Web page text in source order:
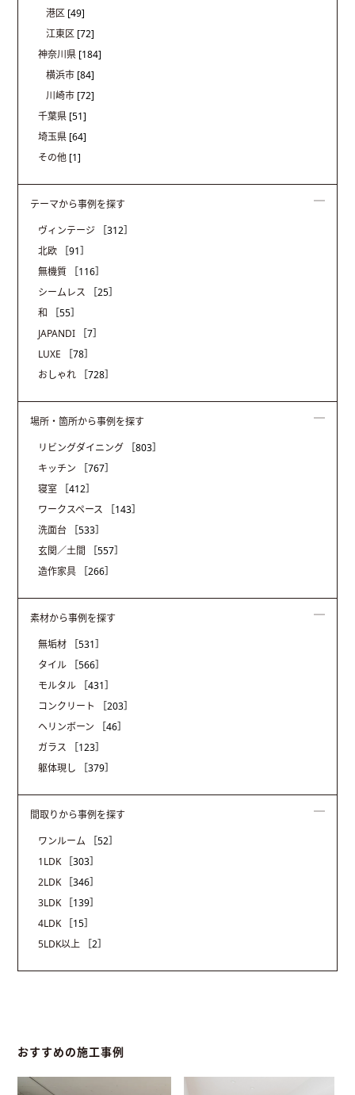
港区 [49]
江東区 [72]
神奈川県 [184]
横浜市 [84]
川崎市 [72]
千葉県 [51]
埼玉県 [64]
その他 [1]
テーマから事例を探す
ヴィンテージ
［312］
北欧
［91］
無機質
［116］
シームレス
［25］
和
［55］
JAPANDI
［7］
LUXE
［78］
おしゃれ
［728］
場所・箇所から事例を探す
リビングダイニング
［803］
キッチン
［767］
寝室
［412］
ワークスペース
［143］
洗面台
［533］
玄関／土間
［557］
造作家具
［266］
素材から事例を探す
無垢材
［531］
タイル
［566］
モルタル
［431］
コンクリート
［203］
ヘリンボーン
［46］
ガラス
［123］
躯体現し
［379］
間取りから事例を探す
ワンルーム
［52］
1LDK
［303］
2LDK
［346］
3LDK
［139］
4LDK
［15］
5LDK以上
［2］
おすすめの施工事例